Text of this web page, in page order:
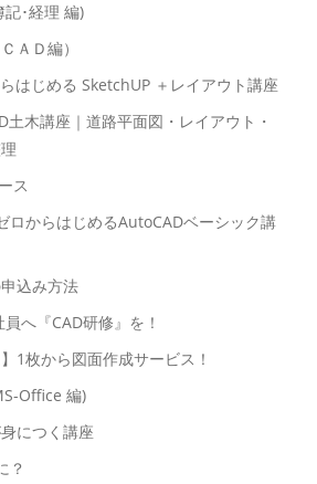
記･経理 編)
ＡＤ編）
はじめる SketchUP ＋レイアウト講座
木講座｜道路平面図・レイアウト・
ス
ロからはじめるAutoCADベーシック講
込み方法
へ『CAD研修』を！
1枚から図面作成サービス！
Office 編)
につく講座
？